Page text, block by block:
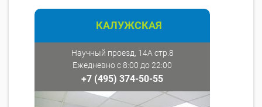
КАЛУЖСКАЯ
Научный проезд, 14А стр.8
Ежедневно с 8:00 до 22:00
+7 (495) 374-50-55